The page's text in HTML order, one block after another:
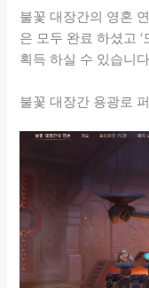
불꽃 대장간의 영혼
은 모두 완료 하셨고
획득 하실 수 있습니
불꽃 대장간 용광로